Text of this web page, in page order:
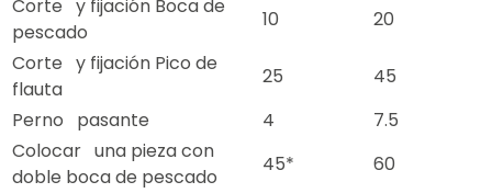
Corte y fijación Boca de
pescado
10
20
Corte y fijación Pico de
flauta
25
45
Perno pasante
4
7.5
Colocar una pieza con
doble boca de pescado
45*
60